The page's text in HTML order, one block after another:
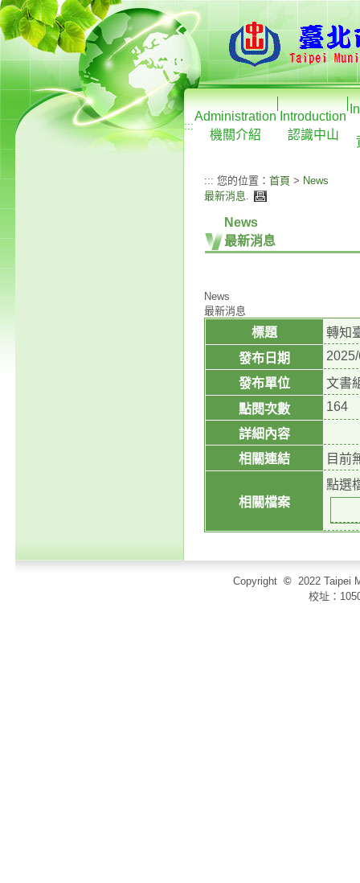
:::
Administration
機關介紹
Introduction
認識中山
::: 您的位置： 首頁 > News
最新消息.
News
最新消息
News
最新消息
標題
轉知
發布日期
發布單位
文書
點閱次數
164
詳細內容
相關連結
目前
相關檔案
點選
Copyright © 2022 Taipei
校址：